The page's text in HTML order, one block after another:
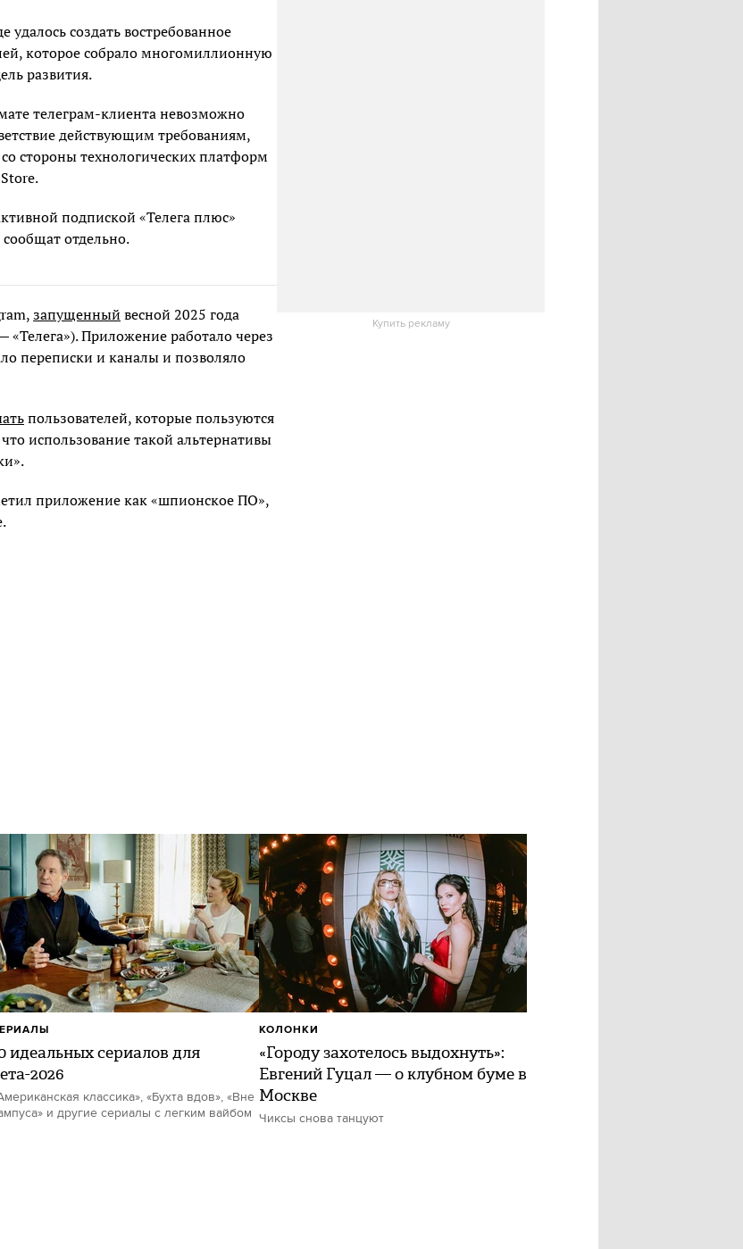
создать востребованное
которое собрало многомиллионную
развития.
телеграм-клиента невозможно
действующим требованиям,
стороны технологических платформ
подпиской «Телега плюс»
отдельно.
запущенный весной 2025 года
Приложение работало через
переписки и каналы и позволяло
пользователей, которые пользуются
использование такой альтернативы
приложение как «шпионское ПО»,
Купить рекламу
идеальных сериалов для
2026
классика», «Бухта вдов», «Вне
и другие сериалы с легким вайбом
«Городу захотелось выдохнуть»:
Евгений Гуцал — о клубном буме в
Москве
Чиксы снова танцуют
КОЛОНКИ